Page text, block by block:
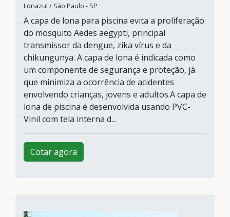
Lonazul / São Paulo - SP
A capa de lona para piscina evita a proliferação
do mosquito Aedes aegypti, principal
transmissor da dengue, zika vírus e da
chikungunya. A capa de lona é indicada como
um componente de segurança e proteção, já
que minimiza a ocorrência de acidentes
envolvendo crianças, jovens e adultos.A capa de
lona de piscina é desenvolvida usando PVC-
Vinil com tela interna d...
Cotar agora